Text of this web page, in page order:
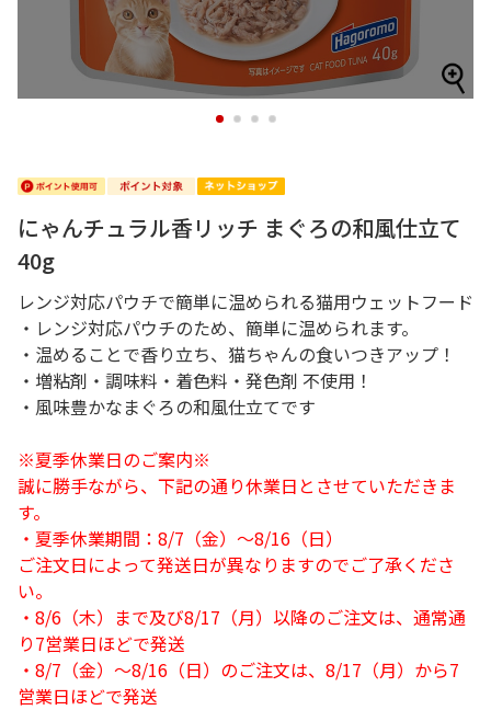
1 2 3 4
にゃんチュラル香リッチ まぐろの和風仕立て
40g
レンジ対応パウチで簡単に温められる猫用ウェットフード
・レンジ対応パウチのため、簡単に温められます。
・温めることで香り立ち、猫ちゃんの食いつきアップ！
・増粘剤・調味料・着色料・発色剤 不使用！
・風味豊かなまぐろの和風仕立てです
※夏季休業日のご案内※
誠に勝手ながら、下記の通り休業日とさせていただきま
す。
・夏季休業期間：8/7（金）～8/16（日）
ご注文日によって発送日が異なりますのでご了承くださ
い。
・8/6（木）まで及び8/17（月）以降のご注文は、通常通
り7営業日ほどで発送
・8/7（金）～8/16（日）のご注文は、8/17（月）から7
営業日ほどで発送